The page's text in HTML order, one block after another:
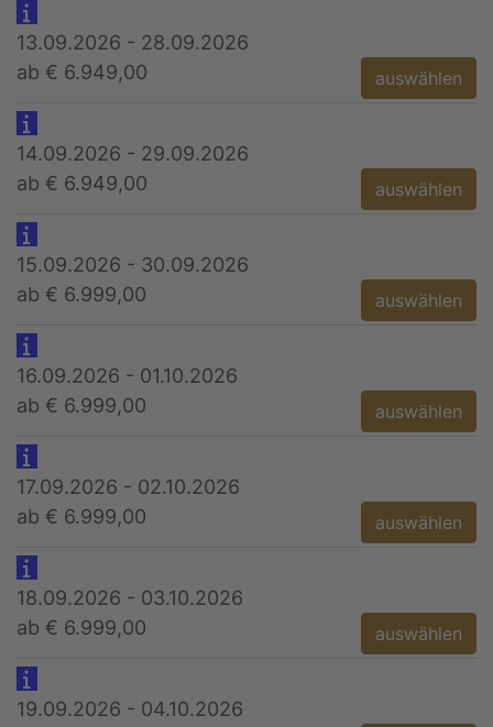
13.09.2026 - 28.09.2026
ab € 6.949,00
auswählen
14.09.2026 - 29.09.2026
ab € 6.949,00
auswählen
15.09.2026 - 30.09.2026
ab € 6.999,00
auswählen
16.09.2026 - 01.10.2026
ab € 6.999,00
auswählen
17.09.2026 - 02.10.2026
ab € 6.999,00
auswählen
18.09.2026 - 03.10.2026
ab € 6.999,00
auswählen
19.09.2026 - 04.10.2026